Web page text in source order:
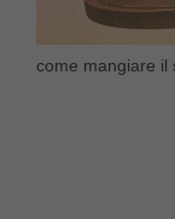
come mangiare il